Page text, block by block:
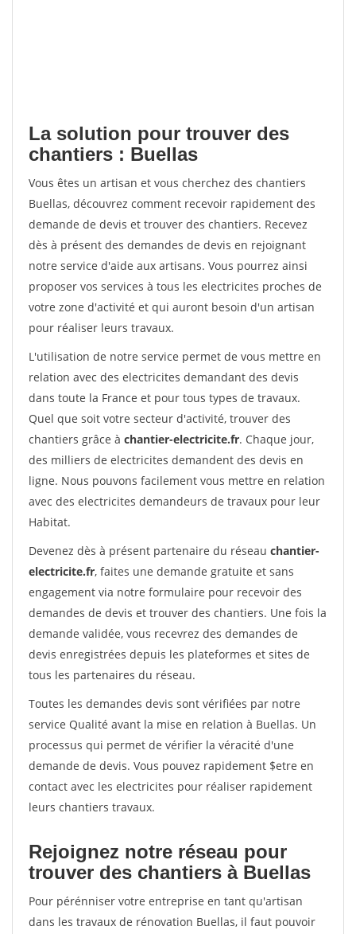
La solution pour trouver des
chantiers : Buellas
Vous êtes un artisan et vous cherchez des chantiers
Buellas, découvrez comment recevoir rapidement des
demande de devis et trouver des chantiers. Recevez
dès à présent des demandes de devis en rejoignant
notre service d'aide aux artisans. Vous pourrez ainsi
proposer vos services à tous les electricites proches de
votre zone d'activité et qui auront besoin d'un artisan
pour réaliser leurs travaux.
L'utilisation de notre service permet de vous mettre en
relation avec des electricites demandant des devis
dans toute la France et pour tous types de travaux.
Quel que soit votre secteur d'activité, trouver des
chantiers grâce à chantier-electricite.fr. Chaque jour,
des milliers de electricites demandent des devis en
ligne. Nous pouvons facilement vous mettre en relation
avec des electricites demandeurs de travaux pour leur
Habitat.
Devenez dès à présent partenaire du réseau chantier-
electricite.fr, faites une demande gratuite et sans
engagement via notre formulaire pour recevoir des
demandes de devis et trouver des chantiers. Une fois la
demande validée, vous recevrez des demandes de
devis enregistrées depuis les plateformes et sites de
tous les partenaires du réseau.
Toutes les demandes devis sont vérifiées par notre
service Qualité avant la mise en relation à Buellas. Un
processus qui permet de vérifier la véracité d'une
demande de devis. Vous pouvez rapidement $etre en
contact avec les electricites pour réaliser rapidement
leurs chantiers travaux.
Rejoignez notre réseau pour
trouver des chantiers à Buellas
Pour pérénniser votre entreprise en tant qu'artisan
dans les travaux de rénovation Buellas, il faut pouvoir